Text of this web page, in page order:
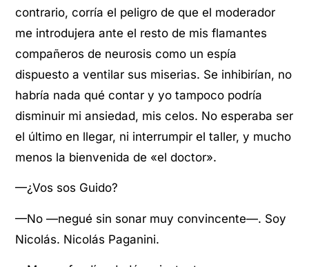
contrario, corría el peligro de que el moderador
me introdujera ante el resto de mis flamantes
compañeros de neurosis como un espía
dispuesto a ventilar sus miserias. Se inhibirían, no
habría nada qué contar y yo tampoco podría
disminuir mi ansiedad, mis celos. No esperaba ser
el último en llegar, ni interrumpir el taller, y mucho
menos la bienvenida de «el doctor».
—¿Vos sos Guido?
—No —negué sin sonar muy convincente—. Soy
Nicolás. Nicolás Paganini.